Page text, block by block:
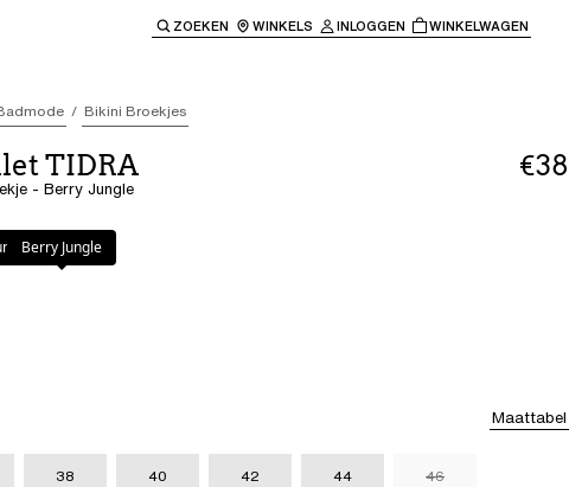
te keren naar de hoofdnavigatie.
ZOEKEN WINKELS INLOGGEN WINKELWAGEN
Bikini Broekjes
TIDRA
- Berry Jungle
€38
Jungle
Berry Jungle
Maattabel
38 40 42 44 46